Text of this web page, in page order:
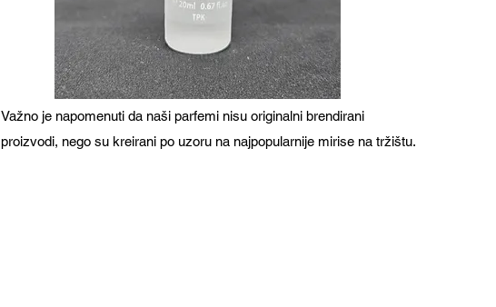
Važno je napomenuti da naši parfemi nisu originalni brendirani
proizvodi, nego su kreirani po uzoru na najpopularnije mirise na tržištu.